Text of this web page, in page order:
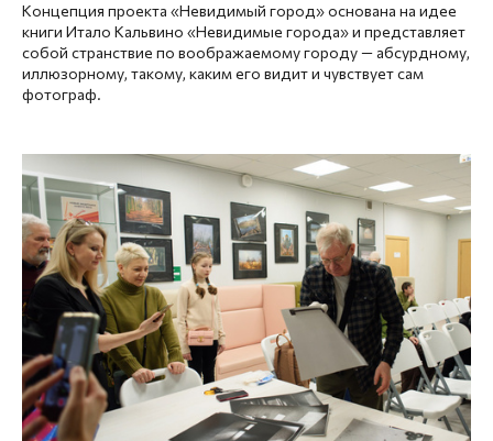
Концепция проекта «Невидимый город» основана на идее
книги Итало Кальвино «Невидимые города» и представляет
собой странствие по воображаемому городу — абсурдному,
иллюзорному, такому, каким его видит и чувствует сам
фотограф.